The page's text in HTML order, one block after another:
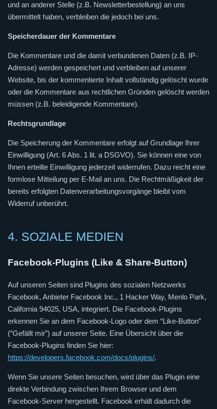
und an anderer Stelle (z.B. Newsletterbestellung) an uns
übermittelt haben, verbleiben die jedoch bei uns.
Speicherdauer der Kommentare
Die Kommentare und die damit verbundenen Daten (z.B. IP-
Adresse) werden gespeichert und verbleiben auf unserer
Website, bis der kommentierte Inhalt vollständig gelöscht wurde
oder die Kommentare aus rechtlichen Gründen gelöscht werden
müssen (z.B. beleidigende Kommentare).
Rechtsgrundlage
Die Speicherung der Kommentare erfolgt auf Grundlage Ihrer
Einwilligung (Art. 6 Abs. 1 lit. a DSGVO). Sie können eine von
Ihnen erteilte Einwilligung jederzeit widerrufen. Dazu reicht eine
formlose Mitteilung per E-Mail an uns. Die Rechtmäßigkeit der
bereits erfolgten Datenverarbeitungsvorgänge bleibt vom
Widerruf unberührt.
4. SOZIALE MEDIEN
Facebook-Plugins (Like & Share-Button)
Auf unseren Seiten sind Plugins des sozialen Netzwerks
Facebook, Anbieter Facebook Inc., 1 Hacker Way, Menlo Park,
California 94025, USA, integriert. Die Facebook-Plugins
erkennen Sie an dem Facebook-Logo oder dem “Like-Button”
(“Gefällt mir”) auf unserer Seite. Eine Übersicht über die
Facebook-Plugins finden Sie hier:
https://developers.facebook.com/docs/plugins/.
Wenn Sie unsere Seiten besuchen, wird über das Plugin eine
direkte Verbindung zwischen Ihrem Browser und dem
Facebook-Server hergestellt. Facebook erhält dadurch die